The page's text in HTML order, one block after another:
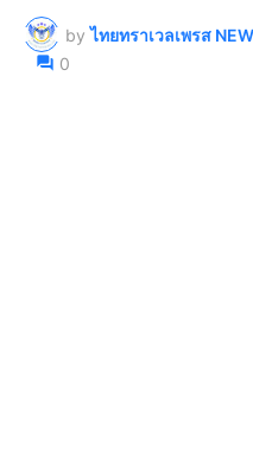
by ไทยทราเวลเพรส
0